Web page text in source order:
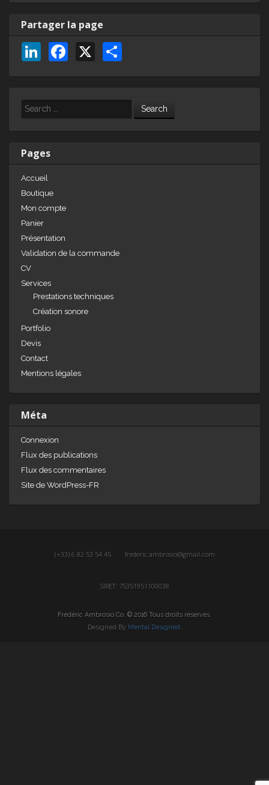
Partager la page
Li
e
n
o
X
Search
Pages
Accueil
Boutique
Mon compte
Panier
Présentation
Validation de la commande
CV
Services
Prestations techniques
Création sonore
Portfolio
Devis
Contact
Mentions légales
Méta
Connexion
Flux des publications
Flux des commentaires
Site de WordPress-FR
(+33) 6 82 53 54 45 frederic.ambrosio@gmail.com
SIRET: 75351951100038
Frédéric Ambrosio Co. © 2016 Tous droits réservés.
Designed By Mental Designed